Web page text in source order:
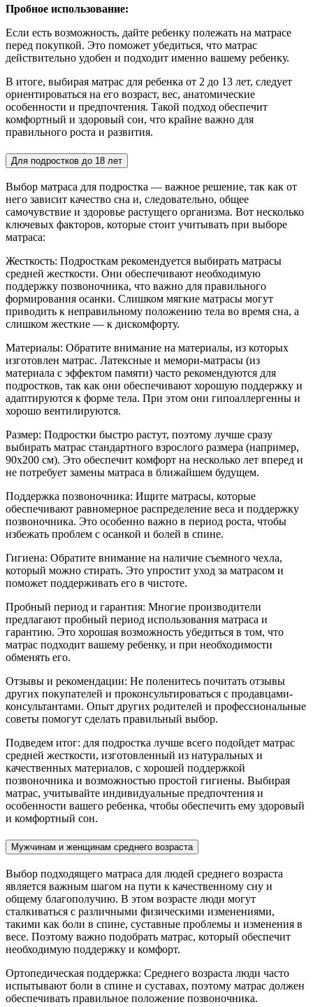
Пробное использование:
Если есть возможность, дайте ребенку полежать на матрасе
перед покупкой. Это поможет убедиться, что матрас
действительно удобен и подходит именно вашему ребенку.
В итоге, выбирая матрас для ребенка от 2 до 13 лет, следует
ориентироваться на его возраст, вес, анатомические
особенности и предпочтения. Такой подход обеспечит
комфортный и здоровый сон, что крайне важно для
правильного роста и развития.
Для подростков до 18 лет
Выбор матраса для подростка — важное решение, так как от
него зависит качество сна и, следовательно, общее
самочувствие и здоровье растущего организма. Вот несколько
ключевых факторов, которые стоит учитывать при выборе
матраса:
Жесткость: Подросткам рекомендуется выбирать матрасы
средней жесткости. Они обеспечивают необходимую
поддержку позвоночника, что важно для правильного
формирования осанки. Слишком мягкие матрасы могут
приводить к неправильному положению тела во время сна, а
слишком жесткие — к дискомфорту.
Материалы: Обратите внимание на материалы, из которых
изготовлен матрас. Латексные и мемори-матрасы (из
материала с эффектом памяти) часто рекомендуются для
подростков, так как они обеспечивают хорошую поддержку и
адаптируются к форме тела. При этом они гипоаллергенны и
хорошо вентилируются.
Размер: Подростки быстро растут, поэтому лучше сразу
выбирать матрас стандартного взрослого размера (например,
90x200 см). Это обеспечит комфорт на несколько лет вперед и
не потребует замены матраса в ближайшем будущем.
Поддержка позвоночника: Ищите матрасы, которые
обеспечивают равномерное распределение веса и поддержку
позвоночника. Это особенно важно в период роста, чтобы
избежать проблем с осанкой и болей в спине.
Гигиена: Обратите внимание на наличие съемного чехла,
который можно стирать. Это упростит уход за матрасом и
поможет поддерживать его в чистоте.
Пробный период и гарантия: Многие производители
предлагают пробный период использования матраса и
гарантию. Это хорошая возможность убедиться в том, что
матрас подходит вашему ребенку, и при необходимости
обменять его.
Отзывы и рекомендации: Не поленитесь почитать отзывы
других покупателей и проконсультироваться с продавцами-
консультантами. Опыт других родителей и профессиональные
советы помогут сделать правильный выбор.
Подведем итог: для подростка лучше всего подойдет матрас
средней жесткости, изготовленный из натуральных и
качественных материалов, с хорошей поддержкой
позвоночника и возможностью простой гигиены. Выбирая
матрас, учитывайте индивидуальные предпочтения и
особенности вашего ребенка, чтобы обеспечить ему здоровый
и комфортный сон.
Мужчинам и женщинам среднего возраста
Выбор подходящего матраса для людей среднего возраста
является важным шагом на пути к качественному сну и
общему благополучию. В этом возрасте люди могут
сталкиваться с различными физическими изменениями,
такими как боли в спине, суставные проблемы и изменения в
весе. Поэтому важно подобрать матрас, который обеспечит
необходимую поддержку и комфорт.
Ортопедическая поддержка: Среднего возраста люди часто
испытывают боли в спине и суставах, поэтому матрас должен
обеспечивать правильное положение позвоночника.